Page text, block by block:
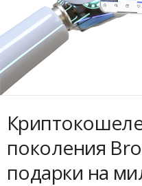
поколения
подарки на